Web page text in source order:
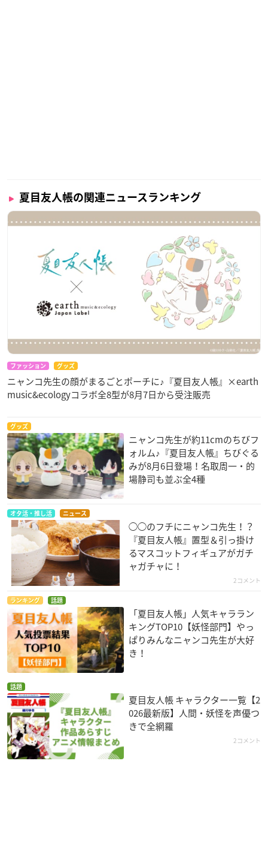
夏目友人帳の関連ニュースランキング
ファッション グッズ
ニャンコ先生の顔がまるごとポーチに♪『夏目友人帳』×earth
music&ecologyコラボ全8型が8月7日から受注販売
グッズ
ニャンコ先生が約11cmのちびフ
ォルム♪『夏目友人帳』ちびぐる
みが8月6日登場！名取周一・的
場静司も並ぶ全4種
オタ活・推し活 ニュース
◯◯のフチにニャンコ先生！？
『夏目友人帳』置型＆引っ掛け
るマスコットフィギュアがガチ
ャガチャに！
2コメント
ランキング 話題
「夏目友人帳」人気キャララン
キングTOP10【妖怪部門】やっ
ぱりみんなニャンコ先生が大好
き！
話題
夏目友人帳 キャラクター一覧【2
026最新版】人間・妖怪を声優つ
きで全網羅
2コメント